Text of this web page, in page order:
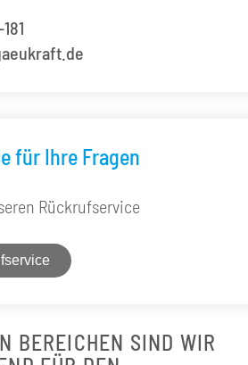
für Ihre Fragen
Rückrufservice
BEREICHEN SIND WIR